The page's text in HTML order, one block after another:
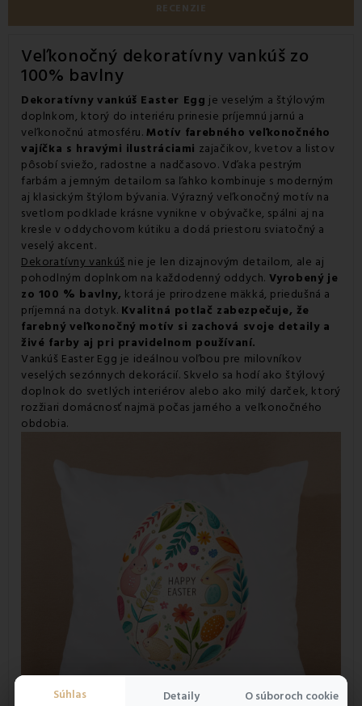
Súhlas Detaily O súboroch cookie
RECENZIE
Veľkonočný dekoratívny vankúš zo
100% bavlny
Dekoratívny vankúš Easter Egg je veselým a štýlovým
doplnkom, ktorý do interiéru prinesie príjemnú jarnú a
veľkonočnú atmosféru.Motív farebného veľkonočného
vajíčka s hravými ilustráciami zajačikov, kvetov a listov
pôsobí sviežo, radostne a nadčasovo. Vďaka pestrým
farbám a jemným detailom sa ľahko kombinuje s moderným
aj klasickým štýlom bývania. Výrazný veľkonočný motív na
svetlom podklade krásne vynikne v obývačke, spálni aj na
kresle v oddychovom kútiku a dodá priestoru sviatočný a
veselý akcent.
Dekoratívny vankúš nie je len dizajnovým detailom, ale aj
pohodlným doplnkom na každodenný oddych. Vyrobený je
zo 100 % bavlny, ktorá je prirodzene mäkká, priedušná a
príjemná na dotyk. Kvalitná potlač zabezpečuje, že
farebný veľkonočný motív si zachová svoje detaily a
živé farby aj pri pravidelnom používaní.
Vankúš Easter Egg je ideálnou voľbou pre milovníkov
veselých sezónnych dekorácií. Skvelo sa hodí ako štýlový
doplnok do svetlých interiérov alebo ako milý darček, ktorý
rozžiari domácnosť najmä počas jarného a veľkonočného
obdobia.